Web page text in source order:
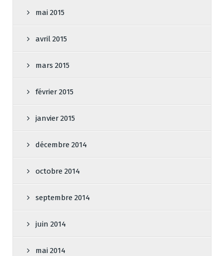
mai 2015
avril 2015
mars 2015
février 2015
janvier 2015
décembre 2014
octobre 2014
septembre 2014
juin 2014
mai 2014